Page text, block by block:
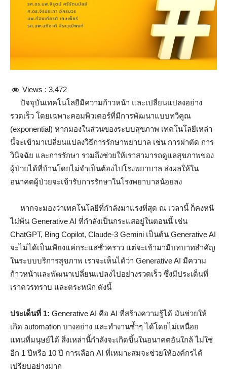
Views : 3,472
ปัจจุบันเทคโนโลยีมีความก้าวหน้า และเปลี่ยนแปลงอย่าง
รวดเร็ว โดยเฉพาะคอมพิวเตอร์ที่มีการพัฒนาแบบทวีคูณ
(exponential) หากมองในส่วนของระบบสุขภาพ เทคโนโลยีเหล่า
นี้จะเข้ามาเปลี่ยนแปลงวิธีการรักษาพยาบาล เช่น การผ่าตัด การ
วินิจฉัย และการรักษา รวมถึงช่วยให้เราสามารถดูแลสุขภาพของ
ผู้ป่วยได้ที่บ้านโดยไม่จำเป็นต้องไปโรงพยาบาล ส่งผลให้ใน
อนาคตผู้ป่วยจะเข้ารับการรักษาในโรงพยาบาลน้อยลง
หากจะมองว่าเทคโนโลยีที่กำลังมาแรงที่สุด ณ เวลานี้ ก็คงหนี
ไม่พ้น Generative AI ที่กำลังเป็นกระแสอยู่ในตอนนี้ เช่น
ChatGPT, Bing Copilot, Claude-3 Gemini เป็นต้น Generative AI
จะไม่ได้เป็นเพียงแค่กระแสชั่วคราว แต่จะเข้ามามีบทบาทสำคัญ
ในระบบบริการสุขภาพ เราจะเห็นได้ว่า Generative AI มีความ
ก้าวหน้าและพัฒนาเปลี่ยนแปลงไปอย่างรวดเร็ว ซึ่งมีประเด็นที่
เราควรทราบ และตระหนัก ดังนี้
ประเด็นที่ 1: Generative AI คือ AI ที่สร้างความรู้ได้ มันช่วยให้
เกิด automation บางอย่าง และทำงานซ้ำๆ ได้โดยไม่เหนื่อย
แทนที่มนุษย์ได้ สิ่งเหล่านี้กำลังจะเกิดขึ้นในอนาคตอันใกล้ ไม่ใช่
อีก 1 ปีหรือ 10 ปี การเลือก AI ที่เหมาะสมจะช่วยให้องค์กรได้
เปรียบอย่างมาก